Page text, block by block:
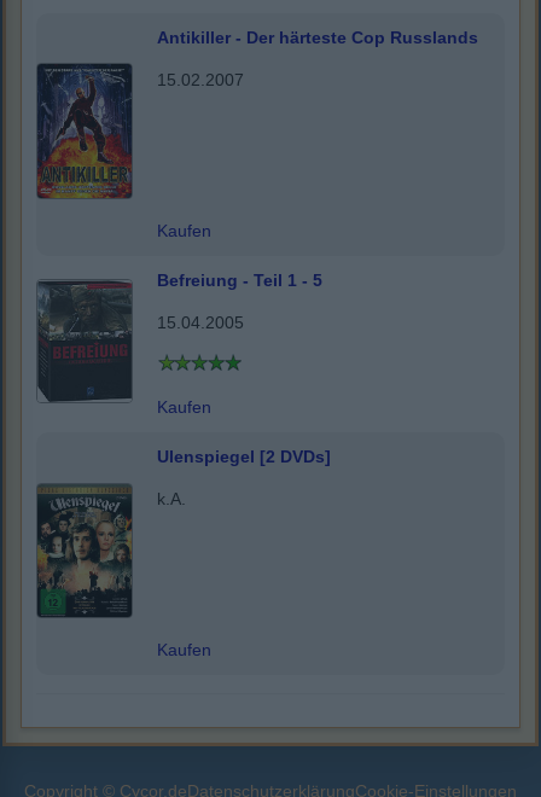
Antikiller - Der härteste Cop Russlands
15.02.2007
Kaufen
Befreiung - Teil 1 - 5
15.04.2005
Kaufen
Ulenspiegel [2 DVDs]
k.A.
Kaufen
Copyright © Cycor.deDatenschutzerklärungCookie-Einstellungen